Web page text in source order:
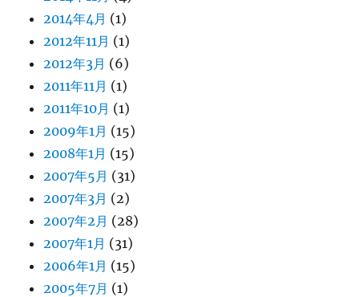
2014年4月 (1)
2012年11月 (1)
2012年3月 (6)
2011年11月 (1)
2011年10月 (1)
2009年1月 (15)
2008年1月 (15)
2007年5月 (31)
2007年3月 (2)
2007年2月 (28)
2007年1月 (31)
2006年1月 (15)
2005年7月 (1)